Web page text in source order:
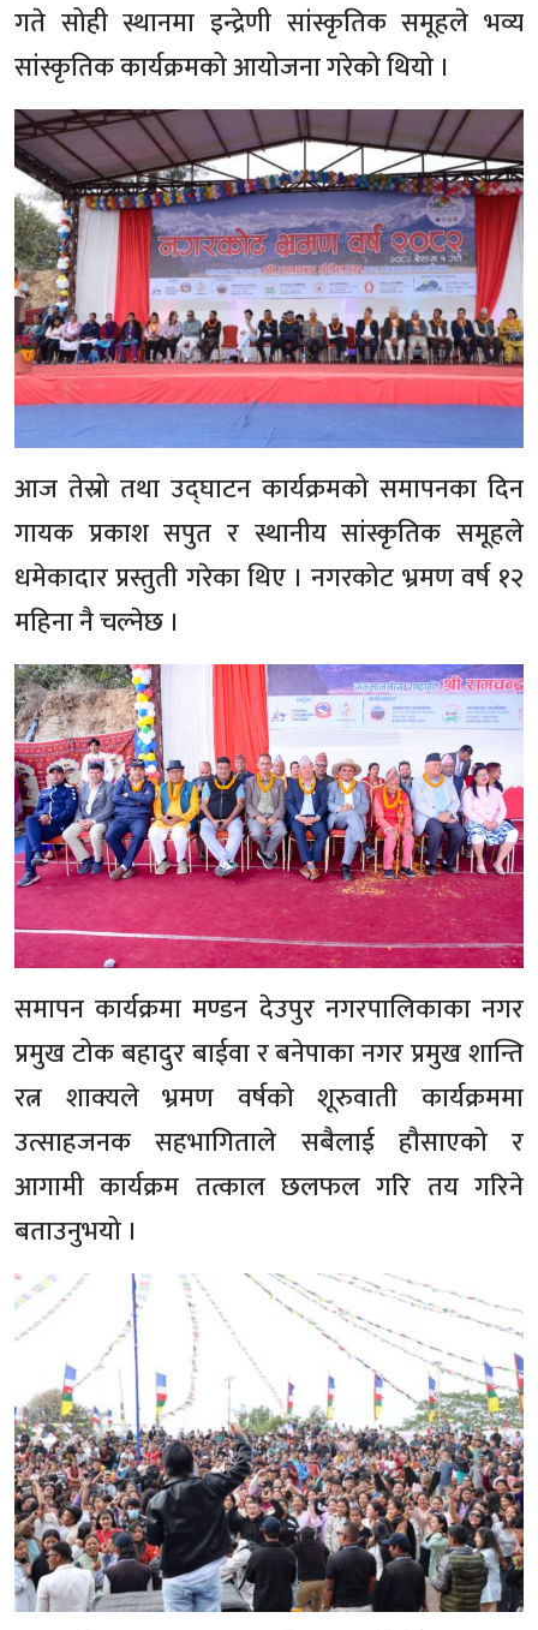
गते सोही स्थानमा इन्द्रेणी सांस्कृतिक समूहले भव्य
सांस्कृतिक कार्यक्रमको आयोजना गरेको थियो ।
आज तेस्रो तथा उद्घाटन कार्यक्रमको समापनका दिन
गायक प्रकाश सपुत र स्थानीय सांस्कृतिक समूहले
धमेकादार प्रस्तुती गरेका थिए । नगरकोट भ्रमण वर्ष १२
महिना नै चल्नेछ ।
समापन कार्यक्रमा मण्डन देउपुर नगरपालिकाका नगर
प्रमुख टोक बहादुर बाईवा र बनेपाका नगर प्रमुख शान्ति
रत्न शाक्यले भ्रमण वर्षको शूरुवाती कार्यक्रममा
उत्साहजनक सहभागिताले सबैलाई हौसाएको र
आगामी कार्यक्रम तत्काल छलफल गरि तय गरिने
बताउनुभयो ।